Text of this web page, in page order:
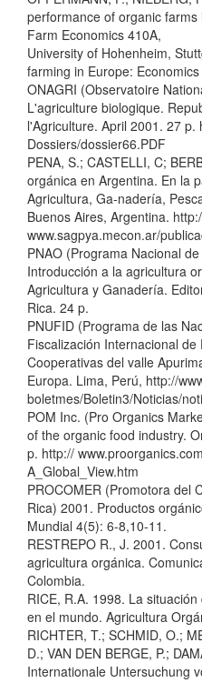
performance of organic
Farm Economics 410A,
University of Hohenheim,
farming in Europe:
ONAGRI (Observatoire
L'agriculture biologique.
l'Agriculture. April 2001. 27 p.
Dossiers/dossier66.PDF
PENA, S.; CASTELLI, C;
orgánica en Argentina. En la
Agricultura, Ga-nadería,
Buenos Aires, Argentina.
www.sagpya.mecon.ar/
PNAO (Programa Nacional
Introducción a la agricultura
Agricultura y Ganadería.
Rica. 24 p.
PNUFID (Programa de las
Fiscalización Internacional
Cooperativas del valle
Europa. Lima, Perú, http://
boletmes/Boletin3/Noticias/
POM Inc. (Pro Organics
of the organic food industry.
p. http://
A_Global_View.htm
PROCOMER (Promotora del
Rica) 2001. Productos
Mundial 4(5): 6-8,10-11.
RESTREPO R., J. 2001.
agricultura orgánica.
Colombia.
RICE, R.A. 1998. La
en el mundo. Agricultura
RICHTER, T.; SCHMID, O.;
D.; VAN DEN BERGE, P.;
Internationale Untersuchung